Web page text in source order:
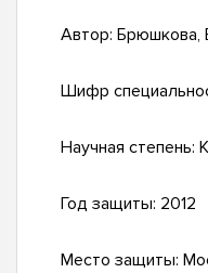
Автор: Брюшкова,
Шифр
Научная степень:
Год защиты: 2012
Место защиты: